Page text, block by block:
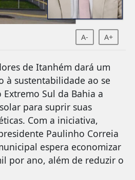
A- A+
de Itanhém dará um
à sustentabilidade ao se
Sul da Bahia a
para suprir suas
Com a iniciativa,
Paulinho Correia
espera economizar
por ano, além de reduzir o